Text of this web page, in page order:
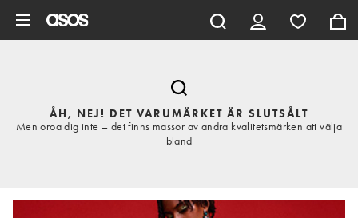
ÅH, NEJ! DET VARUMÄRKET ÄR SLUTSÅLT
Men oroa dig inte – det finns massor av andra kvalitetsmärken att välja
bland